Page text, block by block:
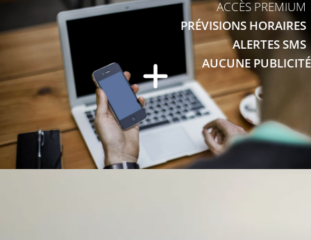
ACCÈS PREMIUM
PRÉVISIONS HORAIRES
ALERTES SMS
AUCUNE PUBLICITÉ